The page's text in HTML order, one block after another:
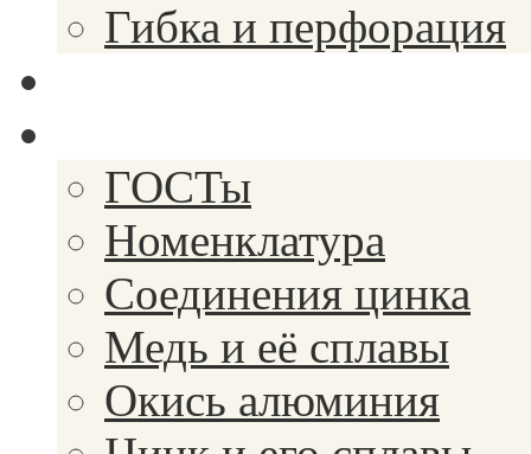
Гибка и перфорация
ГОСТы
Номенклатура
Соединения цинка
Медь и её сплавы
Окись алюминия